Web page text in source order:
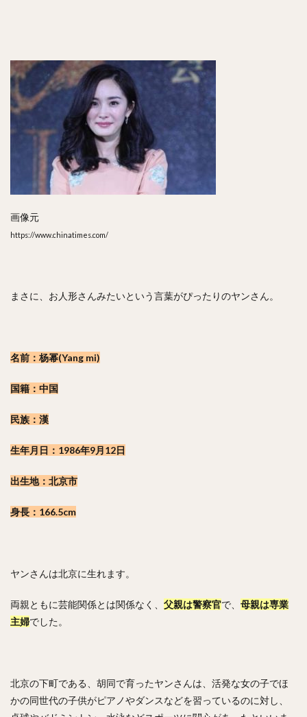
画像元
https://www.chinatimes.com/
まさに、お人形さんみたいという言葉がぴったりのヤンさん。
名前：杨幂(Yang mi)
国籍：中国
民族：漢
生年月日：1986年9月12日
出生地：北京市
身長：166.5cm
ヤンさんは北京に生れます。
両親ともに芸能関係とは関係なく、 父親は警察官で、 母親は専業
主婦でした。
北京の下町である、胡同で育ったヤンさんは、活発な女の子でほ
かの同世代の子供がピアノやダンスなどを習っているのに対し、